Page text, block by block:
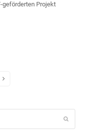
geförderten Projekt